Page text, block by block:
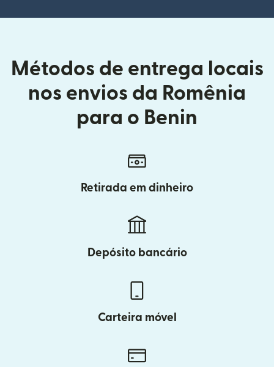
Métodos de entrega locais
nos envios da Romênia
para o Benin
Retirada em dinheiro
Depósito bancário
Carteira móvel